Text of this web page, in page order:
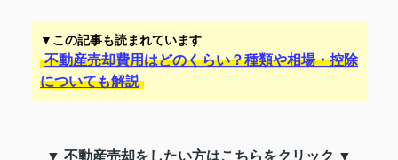
▼この記事も読まれています
不動産売却費用はどのくらい？種類や相場・控除
についても解説
▼ 不動産売却をしたい方はこちらをクリック ▼